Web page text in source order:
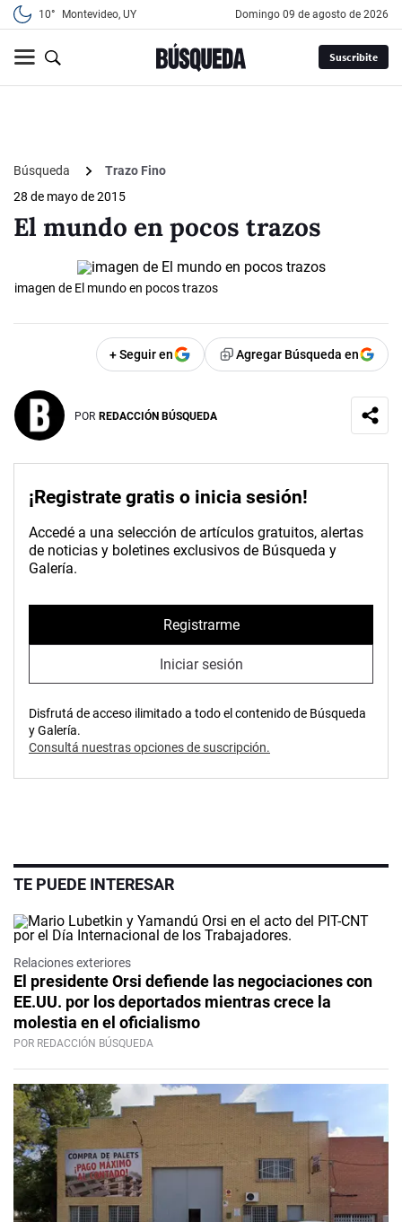
10° Montevideo, UY domingo 09 de agosto de 2026
Suscribite
Búsqueda
Trazo Fino
28 de mayo de 2015
El mundo en pocos trazos
imagen de El mundo en pocos trazos
+ Seguir en Agregar Búsqueda en
POR REDACCIÓN BÚSQUEDA
¡Registrate gratis o inicia sesión!
Accedé a una selección de artículos gratuitos, alertas
de noticias y boletines exclusivos de Búsqueda y
Galería.
Registrarme
Iniciar sesión
Disfrutá de acceso ilimitado a todo el contenido de Búsqueda
y Galería.
Consultá nuestras opciones de suscripción.
TE PUEDE INTERESAR
Relaciones exteriores
El presidente Orsi defiende las negociaciones con
EE.UU. por los deportados mientras crece la
molestia en el oficialismo
POR REDACCIÓN BÚSQUEDA